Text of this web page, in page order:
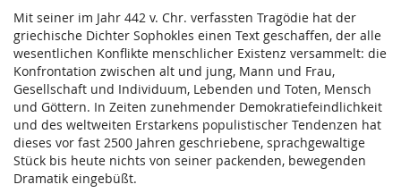
Mit seiner im Jahr 442 v. Chr. verfassten Tragödie hat der
griechische Dichter Sophokles einen Text geschaffen, der alle
wesentlichen Konflikte menschlicher Existenz versammelt: die
Konfrontation zwischen alt und jung, Mann und Frau,
Gesellschaft und Individuum, Lebenden und Toten, Mensch
und Göttern. In Zeiten zunehmender Demokratiefeindlichkeit
und des weltweiten Erstarkens populistischer Tendenzen hat
dieses vor fast 2500 Jahren geschriebene, sprachgewaltige
Stück bis heute nichts von seiner packenden, bewegenden
Dramatik eingebüßt.